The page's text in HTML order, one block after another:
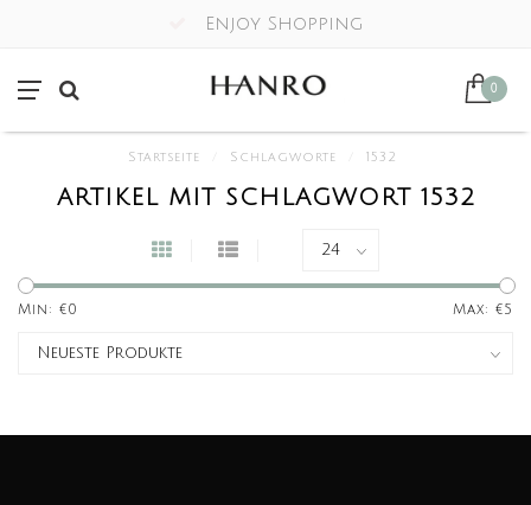
Enjoy Shopping
0
Startseite Schlagworte 1532
ARTIKEL MIT SCHLAGWORT 1532
Min: €0 Max: €5